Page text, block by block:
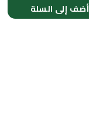
أضف إلى السلة